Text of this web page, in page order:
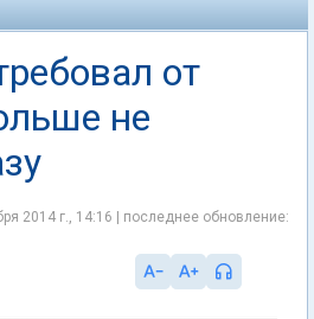
от
не
2014 г., 14:16 | последнее обновление: